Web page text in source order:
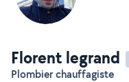
Florent legrand
Plombier chauffagiste